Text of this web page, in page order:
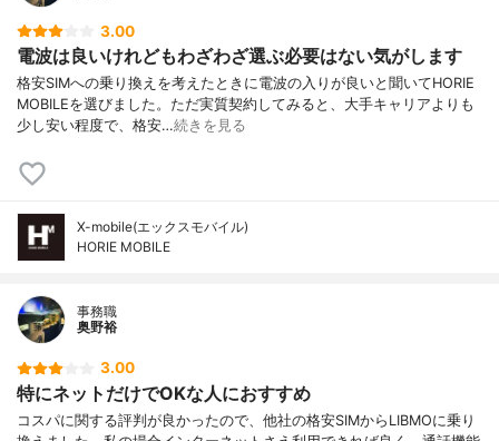
3.00
電波は良いけれどもわざわざ選ぶ必要はない気がします
格安SIMへの乗り換えを考えたときに電波の入りが良いと聞いてHORIE
MOBILEを選びました。ただ実質契約してみると、大手キャリアよりも
少し安い程度で、格安…続きを見る
X-mobile(エックスモバイル)
HORIE MOBILE
事務職
奥野裕
3.00
特にネットだけでOKな人におすすめ
コスパに関する評判が良かったので、他社の格安SIMからLIBMOに乗り